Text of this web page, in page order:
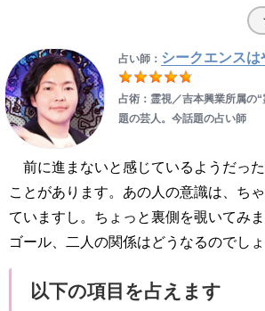
占い師： シークエンスは
占術：霊視／吉本興業所属の
題の芸人。今話題の占い師
前に進まないと感じているようだっ
ことがあります。あの人の意識は、ち
ていますし。ちょっと裏側を覗いてみ
ゴール、二人の関係はどうなるのでしょ
以下の項目を占えます